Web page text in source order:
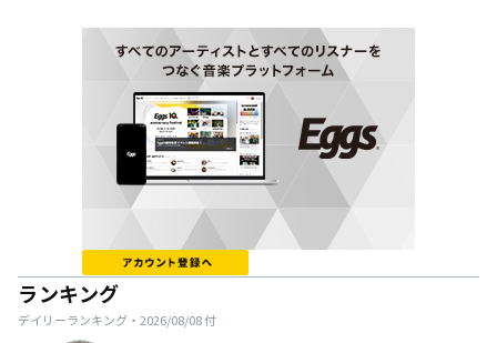
ランキング
デイリーランキング・ 2026/08/08付